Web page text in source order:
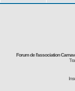
Forum de l'association